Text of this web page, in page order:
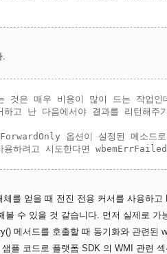
.
것은 매우 비용이 많이 드는 작업
하고 난 다음에서야 결과를 리턴해
옵션이 설정된 메소드
를 얻을 때 전진 전용 커서를 사용하
볼 수 있을 것 같습니다. 먼저 실제로
메서드를 호출할 때 동기화와 관련
플 코드로 플랫폼 SDK 의 WMI 관련